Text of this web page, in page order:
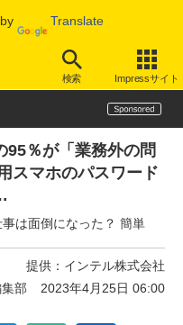
Translate
検索 Impressサイト
テレワーク
95％が「業務外の問
スマホのパスワード
事は面倒になった？ 簡単
提供： インテル株式会社
部
2023年4月25日 06:00